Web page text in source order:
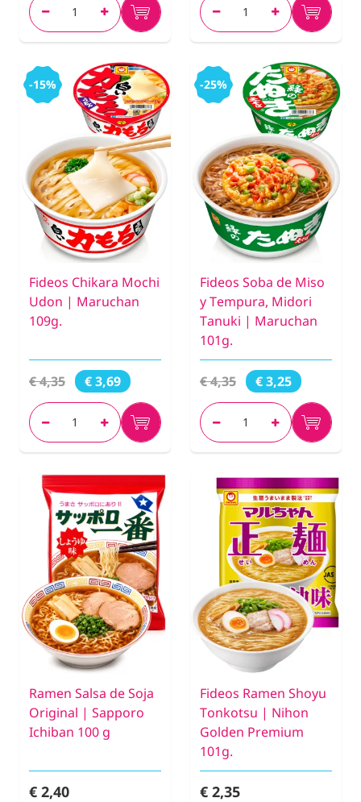
-15%
Fideos Chikara Mochi
Udon | Maruchan
109g.
€ 4,35 € 3,69
-25%
Fideos Soba de Miso
y Tempura, Midori
Tanuki | Maruchan
101g.
€ 4,35 € 3,25
Ramen Salsa de Soja
Original | Sapporo
Ichiban 100 g
€ 2,40
Fideos Ramen Shoyu
Tonkotsu | Nihon
Golden Premium
101g.
€ 2,35